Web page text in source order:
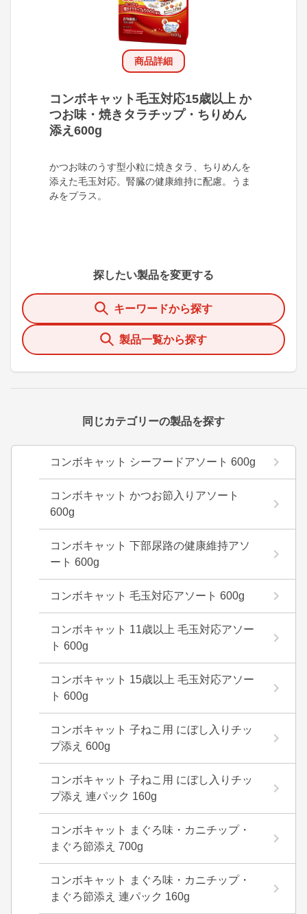
商品詳細
コンボキャット毛玉対応15歳以上 か
つお味・焼きタラチップ・ちりめん
添え600g
かつお味のうす型小粒に焼きタラ、ちりめんを
添えた毛玉対応。腎臓の健康維持に配慮。うま
みをプラス。
探したい製品を変更する
キーワードから探す
製品一覧から探す
同じカテゴリーの製品を探す
コンボキャット シーフードアソート 600g
コンボキャット かつお節入りアソート
600g
コンボキャット 下部尿路の健康維持アソ
ート 600g
コンボキャット 毛玉対応アソート 600g
コンボキャット 11歳以上 毛玉対応アソー
ト 600g
コンボキャット 15歳以上 毛玉対応アソー
ト 600g
コンボキャット 子ねこ用 にぼし入りチッ
プ添え 600g
コンボキャット 子ねこ用 にぼし入りチッ
プ添え 連パック 160g
コンボキャット まぐろ味・カニチップ・
まぐろ節添え 700g
コンボキャット まぐろ味・カニチップ・
まぐろ節添え 連パック 160g